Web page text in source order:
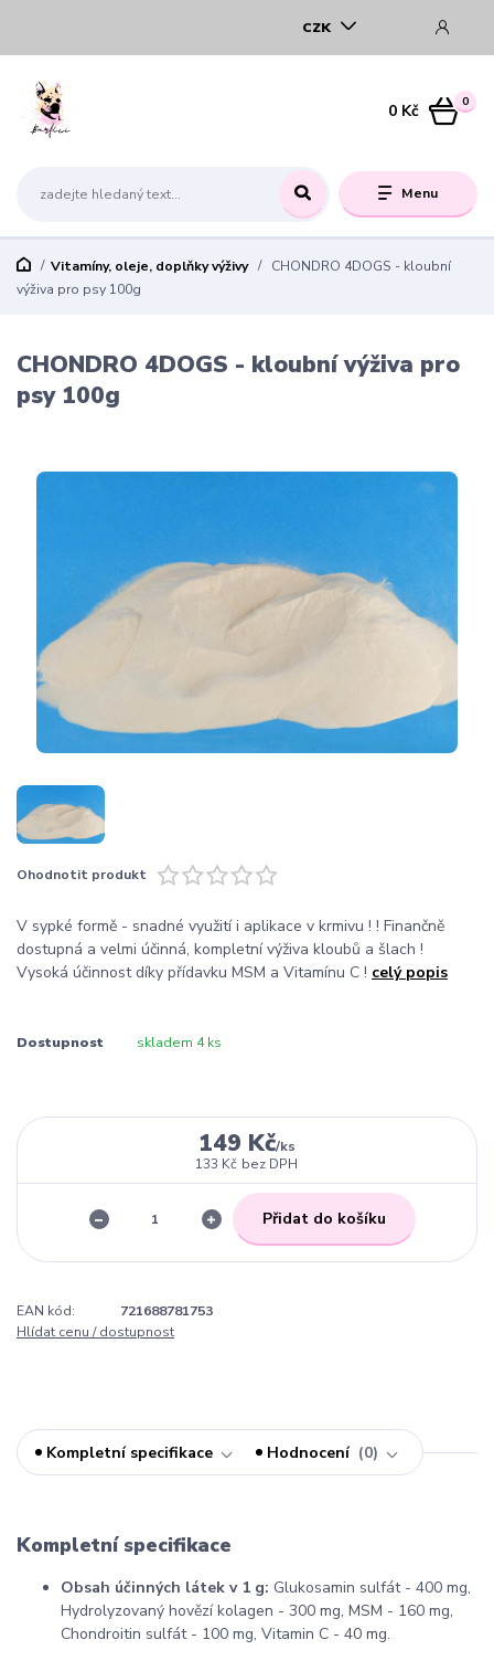
Menu
CZK
0
0 Kč
Vitamíny, oleje, doplňky výživy
CHONDRO 4DOGS - kloubní
výživa pro psy 100g
CHONDRO 4DOGS - kloubní výživa pro
psy 100g
Ohodnotit produkt
V sypké formě - snadné využití i aplikace v krmivu ! ! Finančně
dostupná a velmi účinná, kompletní výživa kloubů a šlach !
Vysoká účinnost díky přídavku MSM a Vitamínu C ! celý popis
Dostupnost skladem 4 ks
149 Kč/ks
133 Kč bez DPH
Přidat do košíku
EAN kód:
721688781753
Hlídat cenu / dostupnost
Kompletní specifikace Hodnocení 0
Kompletní specifikace
Obsah účinných látek v 1 g: Glukosamin sulfát - 400 mg,
Hydrolyzovaný hovězí kolagen - 300 mg, MSM - 160 mg,
Chondroitin sulfát - 100 mg, Vitamin C - 40 mg.